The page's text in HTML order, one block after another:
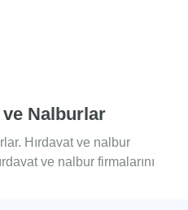
ve Nalburlar
Hırdavat ve nalbur
ve nalbur firmalarını